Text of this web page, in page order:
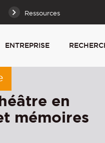
Ressources
ENTREPRISE
en
mémoires